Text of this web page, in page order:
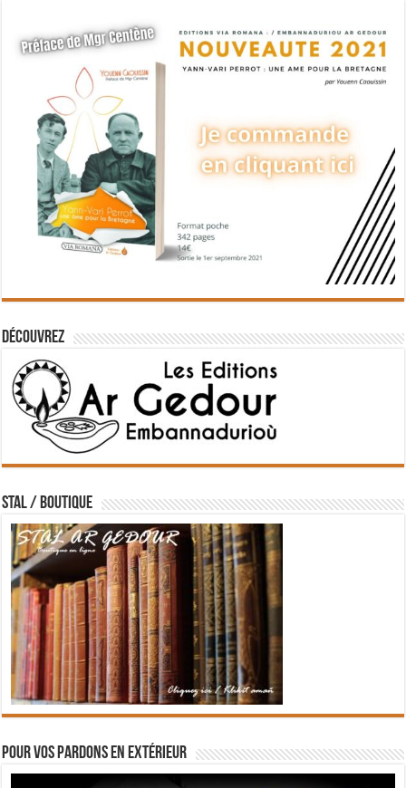
Découvrez
STAL / BOUTIQUE
Pour vos pardons en extérieur